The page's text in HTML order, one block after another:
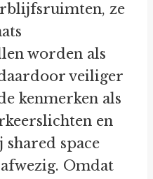
ze
worden als
veiliger
kenmerken als
en
space
Omdat